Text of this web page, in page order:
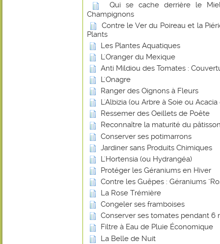
Qui se cache derrière le
Champignons
Contre le Ver du Poireau et la
Plants
Les Plantes Aquatiques
L'Oranger du Mexique
Anti Mildiou des Tomates :
L'Onagre
Ranger des Oignons à Fleurs
L'Albizia (ou Arbre à Soie ou
Ressemer des Oeillets de Poête
Reconnaître la maturité du
Conserver ses potimarrons
Jardiner sans Produits Chimiques
L'Hortensia (ou Hydrangéa)
Protéger les Géraniums en Hiver
Contre les Guêpes : Géraniums
La Rose Trémière
Congeler ses framboises
Conserver ses tomates pendant 6
Filtre à Eau de Pluie Économique
La Belle de Nuit